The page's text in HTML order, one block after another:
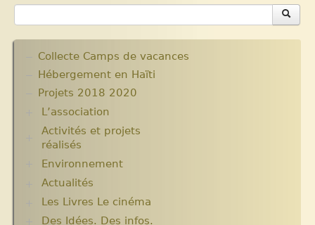
Collecte Camps de vacances
Hébergement en Haïti
Projets 2018 2020
L’association
Assemblées Générales
Nos partenaires.
Activités et projets
réalisés
Ecole Massawist. Verrettes. Agrandissement et
modernisation.
Archives
Aide en nature : Containers
Environnement
Plantes pour Haïti
Solidarité et environnement
Actualités
Chroniques du séjour Août 2017
Chroniques du séjour Juillet 2016
Les Livres Le cinéma
Critiques et notes de lecture
Des Idées. Des infos.